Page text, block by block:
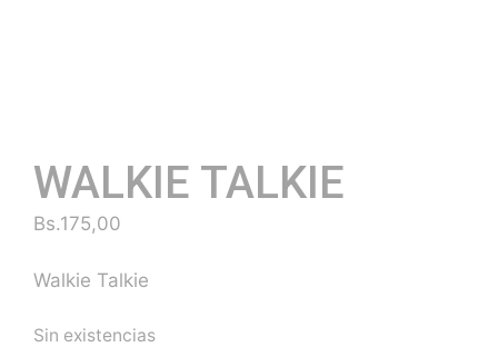
WALKIE TALKIE
Bs.175,00
Walkie Talkie
Sin existencias